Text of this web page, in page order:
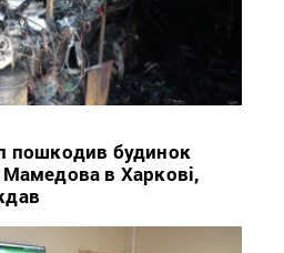
пошкодив будинок
Мамедова в Харкові,